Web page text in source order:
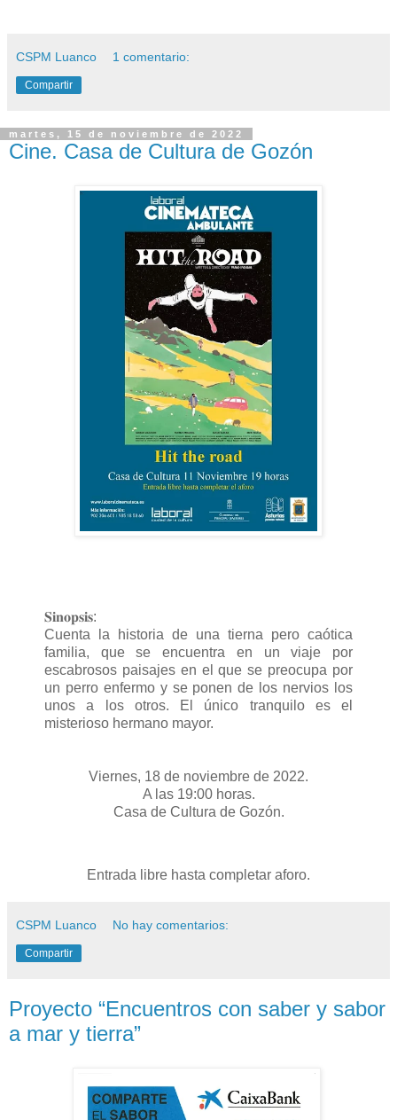
CSPM Luanco 1 comentario:
Compartir
martes, 15 de noviembre de 2022
Cine. Casa de Cultura de Gozón
𝐒𝐢𝐧𝐨𝐩𝐬𝐢𝐬:
Cuenta la historia de una tierna pero caótica
familia, que se encuentra en un viaje por
escabrosos paisajes en el que se preocupa por
un perro enfermo y se ponen de los nervios los
unos a los otros. El único tranquilo es el
misterioso hermano mayor.
Viernes, 18 de noviembre de 2022.
A las 19:00 horas.
Casa de Cultura de Gozón.
Entrada libre hasta completar aforo.
CSPM Luanco No hay comentarios:
Compartir
Proyecto “Encuentros con saber y sabor
a mar y tierra”